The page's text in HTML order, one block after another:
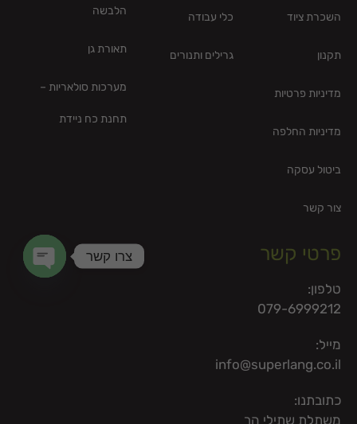
השכרת ציוד
תקנון
מדיניות פרטיות
מדיניות החלפה
ביטול עסקה
צור קשר
כלי עבודה
גרילים ותנורים
הלבשה
תאורת גן
מערכות סולאריות –
תחנת כח ניידת
פרטי קשר
טלפון:
079-6999212
מייל:
info@superlang.co.il
כתובתנו:
משתלת שתילי הר
צרו קשר